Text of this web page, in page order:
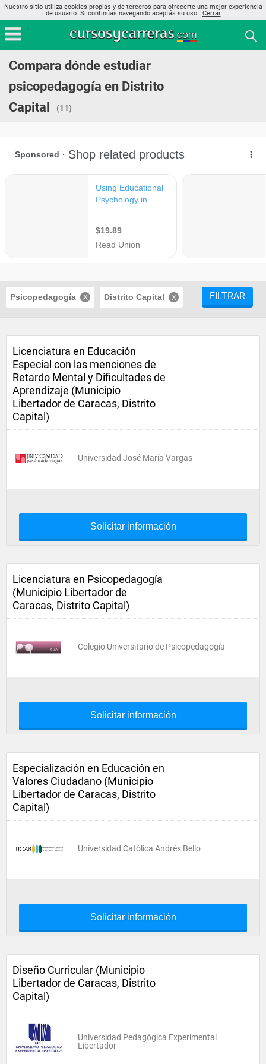
Nuestro sitio utiliza cookies propias y de terceros para ofrecerte una mejor experiencia
de usuario. Si continúas navegando aceptás su uso.. Cerrar
Compara dónde estudiar
psicopedagogía en Distrito
Capital
(11)
Psicopedagogía Distrito Capital FILTRAR
Licenciatura en Educación
Especial con las menciones de
Retardo Mental y Dificultades de
Aprendizaje (Municipio
Libertador de Caracas, Distrito
Capital)
Universidad José María Vargas
Solicitar información
Licenciatura en Psicopedagogía
(Municipio Libertador de
Caracas, Distrito Capital)
Colegio Universitario de Psicopedagogía
Solicitar información
Especialización en Educación en
Valores Ciudadano (Municipio
Libertador de Caracas, Distrito
Capital)
Universidad Católica Andrés Bello
Solicitar información
Diseño Curricular (Municipio
Libertador de Caracas, Distrito
Capital)
Universidad Pedagógica Experimental
Libertador